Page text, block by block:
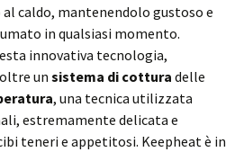
al caldo, mantenendolo gustoso e
in qualsiasi momento.
innovativa tecnologia,
un sistema di cottura delle
, una tecnica utilizzata
estremamente delicata e
teneri e appetitosi. Keepheat è in